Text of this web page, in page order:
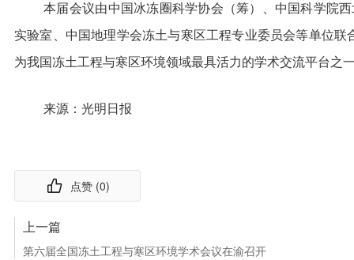
本届会议由中国冰冻圈科学协会（筹）、中国科学院
实验室、中国地理学会冻土与寒区工程专业委员会等单位
为我国冻土工程与寒区环境领域最具活力的学术交流平台之
来源：光明日报
点赞 (0)
上一篇
第六届全国冻土工程与寒区环境学术会议在渝召开